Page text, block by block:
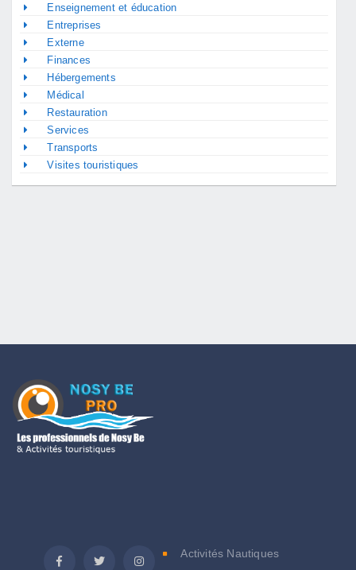
Enseignement et éducation
Entreprises
Externe
Finances
Hébergements
Médical
Restauration
Services
Transports
Visites touristiques
Activités Nautiques